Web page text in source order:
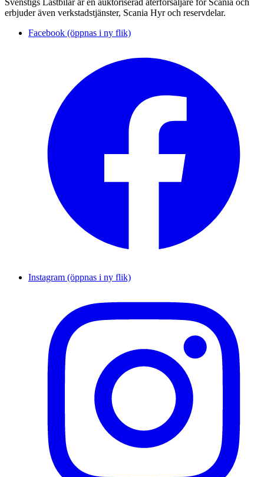
erbjuder även verkstadstjänster, Scania Hyr och reservdelar.
Facebook (öppnas i ny flik)
Instagram (öppnas i ny flik)